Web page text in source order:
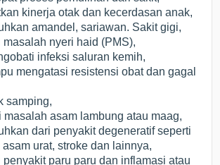
kinerja otak dan kecerdasan anak,
amandel, sariawan. Sakit gigi,
masalah nyeri haid (PMS),
infeksi saluran kemih,
mengatasi resistensi obat dan gagal
samping,
masalah asam lambung atau maag,
dari penyakit degeneratif seperti
asam urat, stroke dan lainnya,
penyakit paru paru dan inflamasi atau